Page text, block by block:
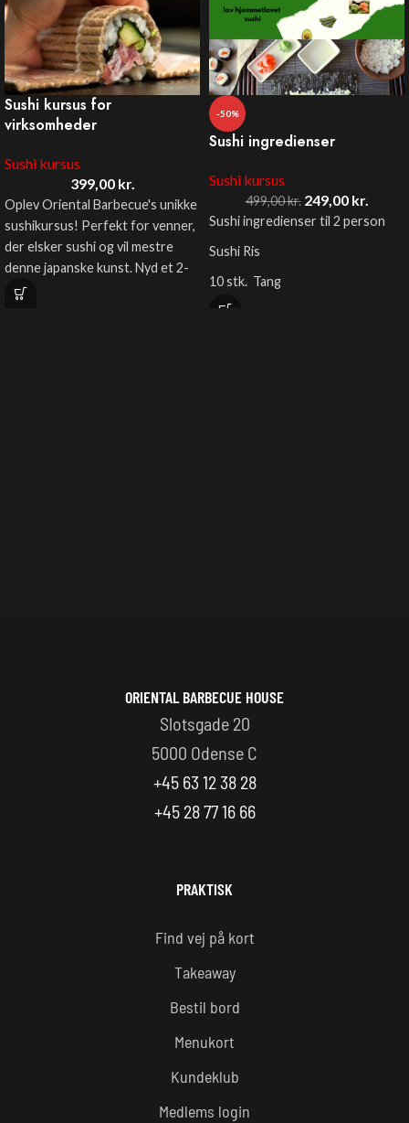
Sushi kursus for
virksomheder
Sushi kursus
399,00 kr.
Oplev Oriental Barbecue's unikke
sushikursus! Perfekt for venner,
der elsker sushi og vil mestre
denne japanske kunst. Nyd et 2-
timers kursus med en
-50%
Sushi ingredienser
Sushi kursus
499,00kr. 249,00 kr.
Sushi ingredienser til 2 person
Sushi Ris
10 stk. Tang
2 stk. avokado
ORIENTAL BARBECUE HOUSE
Slotsgade 20
5000 Odense C
+45 63 12 38 28
+45 28 77 16 66
PRAKTISK
Find vej på kort
Takeaway
Bestil bord
Menukort
Kundeklub
Medlems login